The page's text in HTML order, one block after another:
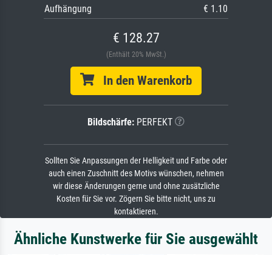
Aufhängung
€ 1.10
€ 128.27
(Enthält 20% MwSt.)
In den Warenkorb
Bildschärfe: PERFEKT
Sollten Sie Anpassungen der Helligkeit und Farbe oder
auch einen Zuschnitt des Motivs wünschen, nehmen
wir diese Änderungen gerne und ohne zusätzliche
Kosten für Sie vor. Zögern Sie bitte nicht, uns zu
kontaktieren.
Ähnliche Kunstwerke für Sie ausgewählt